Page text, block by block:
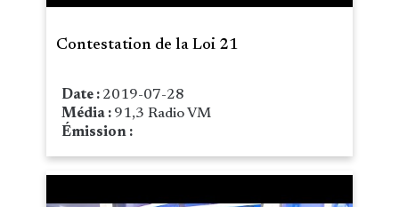
Contestation de la Loi 21
Date : 2019-07-28
Média : 91,3 Radio VM
Émission :